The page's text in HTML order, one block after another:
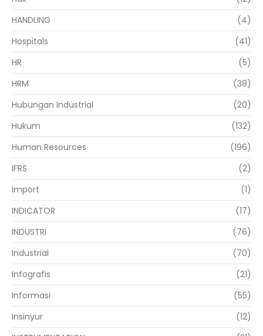
HANDLING
(4)
Hospitals
(41)
HR
(5)
HRM
(38)
Hubungan Industrial
(20)
Hukum
(132)
Human Resources
(196)
IFRS
(2)
Import
(1)
INDICATOR
(17)
INDUSTRI
(76)
Industrial
(70)
Infografis
(21)
Informasi
(55)
Insinyur
(12)